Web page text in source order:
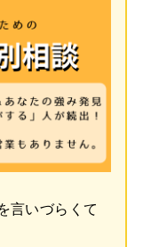
言いづらくて